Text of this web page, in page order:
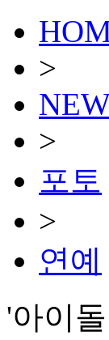
>
>
포토
>
연예
'아이